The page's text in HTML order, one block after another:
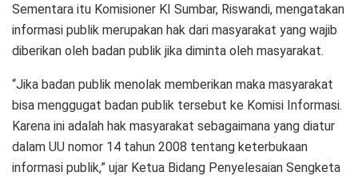
Sementara itu Komisioner KI Sumbar, Riswandi, mengatakan
informasi publik merupakan hak dari masyarakat yang wajib
diberikan oleh badan publik jika diminta oleh masyarakat.
“Jika badan publik menolak memberikan maka masyarakat
bisa menggugat badan publik tersebut ke Komisi Informasi.
Karena ini adalah hak masyarakat sebagaimana yang diatur
dalam UU nomor 14 tahun 2008 tentang keterbukaan
informasi publik,” ujar Ketua Bidang Penyelesaian Sengketa